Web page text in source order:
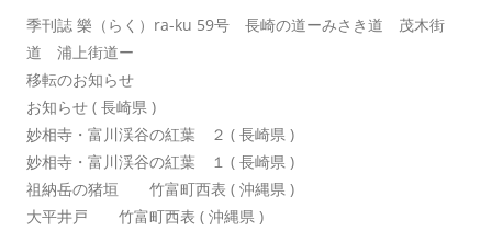
季刊誌 樂（らく）ra-ku 59号 長崎の道ーみさき道 茂木街
道 浦上街道ー
移転のお知らせ
お知らせ ( 長崎県 )
妙相寺・富川渓谷の紅葉 ２ ( 長崎県 )
妙相寺・富川渓谷の紅葉 １ ( 長崎県 )
祖納岳の猪垣 竹富町西表 ( 沖縄県 )
大平井戸 竹富町西表 ( 沖縄県 )